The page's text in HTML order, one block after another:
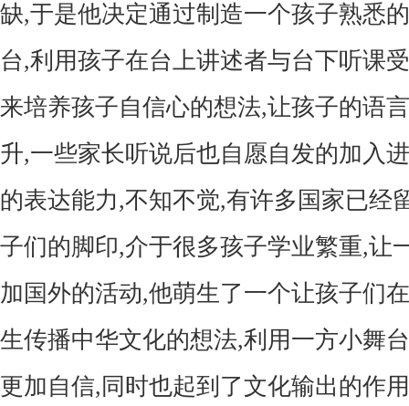
缺,于是他决定通过制造一个孩子熟悉
台,利用孩子在台上讲述者与台下听课
来培养孩子自信心的想法,让孩子的语
升,一些家长听说后也自愿自发的加入
的表达能力,不知不觉,有许多国家已经
子们的脚印,介于很多孩子学业繁重,让
加国外的活动,他萌生了一个让孩子们
生传播中华文化的想法,利用一方小舞
更加自信,同时也起到了文化输出的作